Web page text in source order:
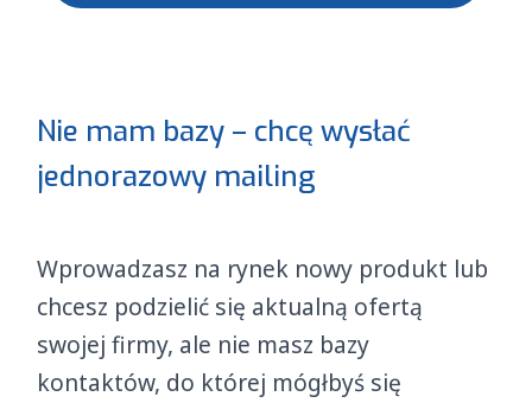
Nie mam bazy – chcę wysłać
jednorazowy mailing
Wprowadzasz na rynek nowy produkt lub
chcesz podzielić się aktualną ofertą
swojej firmy, ale nie masz bazy
kontaktów, do której mógłbyś się